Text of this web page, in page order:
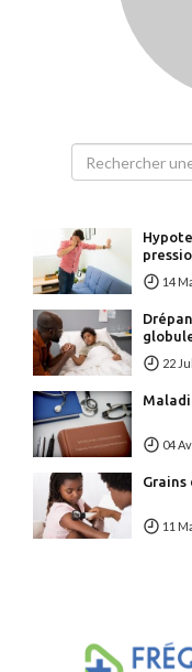
14
22
04
11